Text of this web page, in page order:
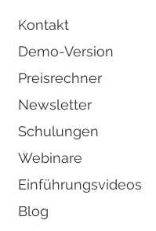
Kontakt
Demo-Version
Preisrechner
Newsletter
Schulungen
Webinare
Einführungsvideos
Blog